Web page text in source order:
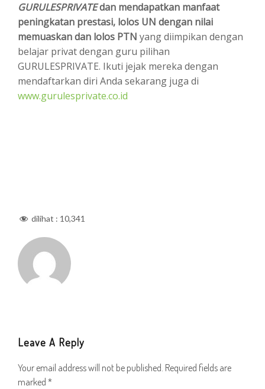
GURULESPRIVATEdan mendapatkan manfaat
peningkatan prestasi, lolos UN dengan nilai
memuaskan dan lolos PTN yang diimpikan dengan
belajar privat dengan guru pilihan
GURULESPRIVATE. Ikuti jejak mereka dengan
mendaftarkan diri Anda sekarang juga di
www.gurulesprivate.co.id
dilihat : 10,341
Leave A Reply
Your email address will not be published. Required fields are
marked *